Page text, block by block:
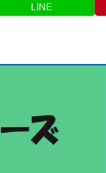
LINE